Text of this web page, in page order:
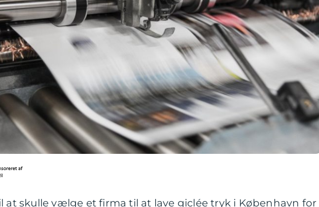
at skulle vælge et firma til at lave giclée tryk i København for